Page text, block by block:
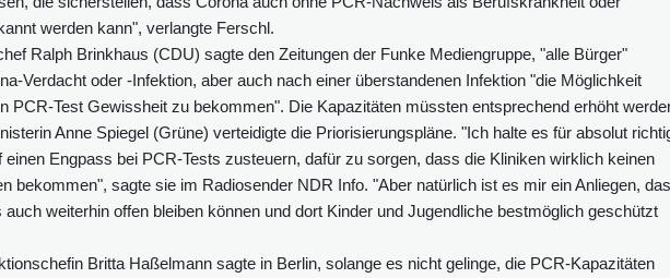
werden kann", verlangte Ferschl.
Ralph Brinkhaus (CDU) sagte den Zeitungen der Funke Mediengruppe, "alle Bürger"
Verdacht oder -Infektion, aber auch nach einer überstandenen Infektion "die Möglichkeit
PCR-Test Gewissheit zu bekommen". Die Kapazitäten müssten entsprechend erhöht
Anne Spiegel (Grüne) verteidigte die Priorisierungspläne. "Ich halte es für absolut
einen Engpass bei PCR-Tests zusteuern, dafür zu sorgen, dass die Kliniken wirklich keinen
bekommen", sagte sie im Radiosender NDR Info. "Aber natürlich ist es mir ein Anliegen,
auch weiterhin offen bleiben können und dort Kinder und Jugendliche bestmöglich geschützt
Britta Haßelmann sagte in Berlin, solange es nicht gelinge, die PCR-Kapazitäten